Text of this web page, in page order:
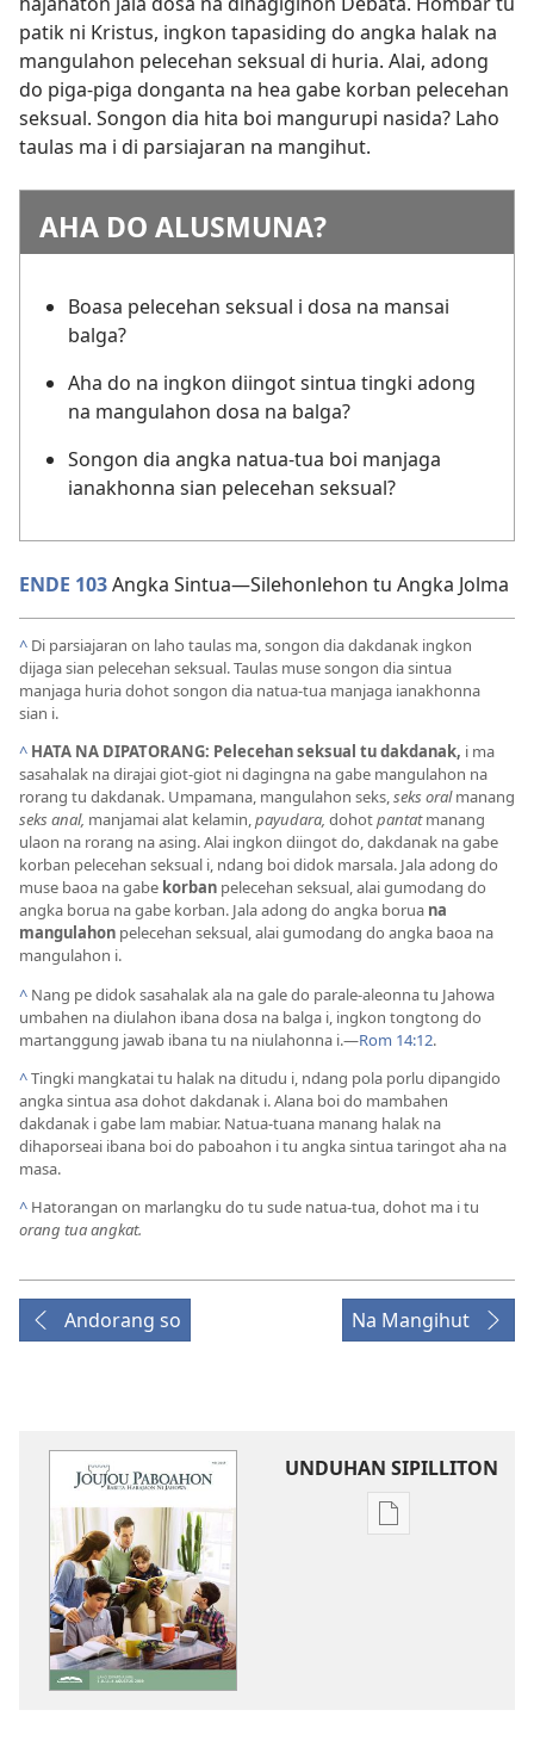
patik ni Kristus, ingkon tapasiding do angka halak na
mangulahon pelecehan seksual di huria. Alai, adong
do piga-piga donganta na hea gabe korban pelecehan
seksual. Songon dia hita boi mangurupi nasida? Laho
taulas ma i di parsiajaran na mangihut.
AHA DO ALUSMUNA?
Boasa pelecehan seksual i dosa na mansai
balga?
Aha do na ingkon diingot sintua tingki adong
na mangulahon dosa na balga?
Songon dia angka natua-tua boi manjaga
ianakhonna sian pelecehan seksual?
ENDE 103Angka Sintua—Silehonlehon tu Angka Jolma
^ Di parsiajaran on laho taulas ma, songon dia dakdanak ingkon
dijaga sian pelecehan seksual. Taulas muse songon dia sintua
manjaga huria dohot songon dia natua-tua manjaga ianakhonna
sian i.
^ HATA NA DIPATORANG: Pelecehan seksual tu dakdanak, i ma
sasahalak na dirajai giot-giot ni dagingna na gabe mangulahon na
rorang tu dakdanak. Umpamana, mangulahon seks,seks oralmanang
seks anal, manjamai alat kelamin,payudara, dohotpantatmanang
ulaon na rorang na asing. Alai ingkon diingot do, dakdanak na gabe
korban pelecehan seksual i, ndang boi didok marsala. Jala adong do
muse baoa na gabe korban pelecehan seksual, alai gumodang do
angka borua na gabe korban. Jala adong do angka borua na
mangulahon pelecehan seksual, alai gumodang do angka baoa na
mangulahon i.
^ Nang pe didok sasahalak ala na gale do parale-aleonna tu Jahowa
umbahen na diulahon ibana dosa na balga i, ingkon tongtong do
martanggung jawab ibana tu na niulahonna i.​—Rom 14:12.
^Tingki mangkatai tu halak na ditudu i, ndang pola porlu dipangido
angka sintua asa dohot dakdanak i. Alana boi do mambahen
dakdanak i gabe lam mabiar. Natua-tuana manang halak na
dihaporseai ibana boi do paboahon i tu angka sintua taringot aha na
masa.
^ Hatorangan on marlangku do tu sude natua-tua, dohot ma i tu
orang tua angkat.
Andorang so Na Mangihut
UNDUHAN SIPILLITON
Sipilliton